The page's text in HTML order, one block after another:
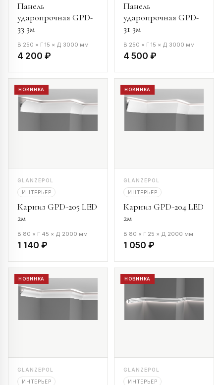
Панель
ударопрочная GPD-
33 3м
В 250 × Г 15 × Д 3000 мм
4 200 ₽
Панель
ударопрочная GPD-
31 3м
В 250 × Г 15 × Д 3000 мм
4 500 ₽
НОВИНКА
GLANZEPOL
ИНТЕРЬЕР
Карниз GPD-205 LED
2м
В 80 × Г 45 × Д 2000 мм
1 140 ₽
НОВИНКА
GLANZEPOL
ИНТЕРЬЕР
Карниз GPD-204 LED
2м
В 80 × Г 25 × Д 2000 мм
1 050 ₽
НОВИНКА
GLANZEPOL
ИНТЕРЬЕР
НОВИНКА
GLANZEPOL
ИНТЕРЬЕР